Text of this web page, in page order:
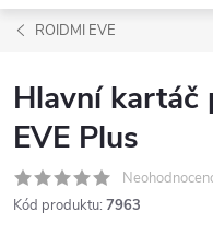
ROIDMI EVE
Hlavní kartáč
EVE Plus
Kód produktu: 7963